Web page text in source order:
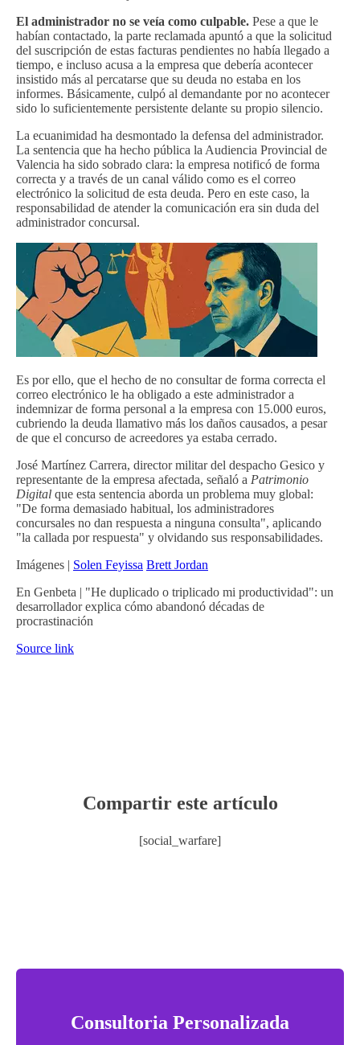
El administrador no se veía como culpable. Pese a que le
habían contactado, la parte reclamada apuntó a que la solicitud
del suscripción de estas facturas pendientes no había llegado a
tiempo, e incluso acusa a la empresa que debería acontecer
insistido más al percatarse que su deuda no estaba en los
informes. Básicamente, culpó al demandante por no acontecer
sido lo suficientemente persistente delante su propio silencio.
La ecuanimidad ha desmontado la defensa del administrador.
La sentencia que ha hecho pública la Audiencia Provincial de
Valencia ha sido sobrado clara: la empresa notificó de forma
correcta y a través de un canal válido como es el correo
electrónico la solicitud de esta deuda. Pero en este caso, la
responsabilidad de atender la comunicación era sin duda del
administrador concursal.
Es por ello, que el hecho de no consultar de forma correcta el
correo electrónico le ha obligado a este administrador a
indemnizar de forma personal a la empresa con 15.000 euros,
cubriendo la deuda llamativo más los daños causados, a pesar
de que el concurso de acreedores ya estaba cerrado.
José Martínez Carrera, director militar del despacho Gesico y
representante de la empresa afectada, señaló a Patrimonio
Digital que esta sentencia aborda un problema muy global:
"De forma demasiado habitual, los administradores
concursales no dan respuesta a ninguna consulta", aplicando
"la callada por respuesta" y olvidando sus responsabilidades.
Imágenes | Solen Feyissa Brett Jordan
En Genbeta | "He duplicado o triplicado mi productividad": un
desarrollador explica cómo abandonó décadas de
procrastinación
Source link
Compartir este artículo
[social_warfare]
Consultoria Personalizada